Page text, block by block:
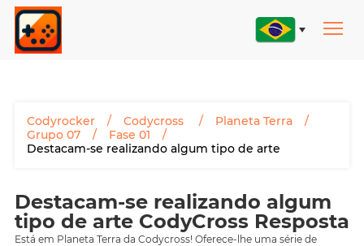
Codyrocker Codycross
Planeta Terra
Grupo 07
Fase 01
Destacam-se realizando algum tipo de arte
Destacam-se realizando algum
tipo de arte CodyCross Resposta
Está em Planeta Terra da Codycross! Oferece-lhe uma série de